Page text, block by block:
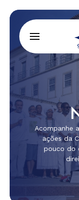
Acompanhe
ações da
pouco do